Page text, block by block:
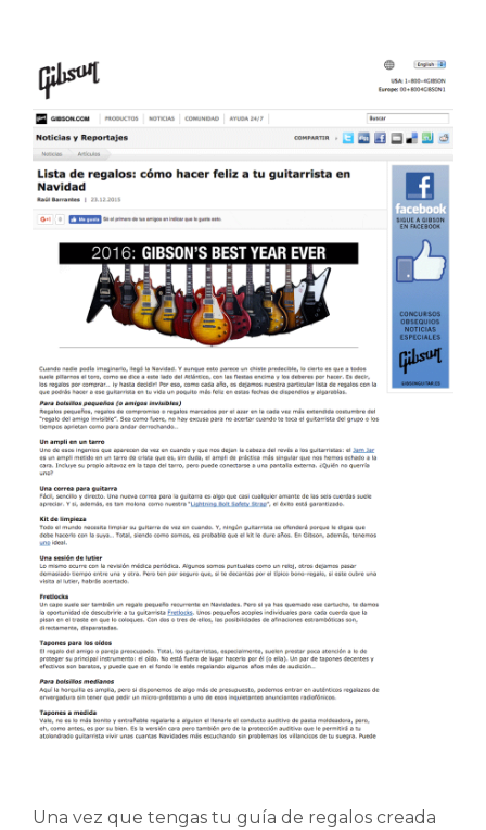
Una vez que tengas tu guía de regalos creada